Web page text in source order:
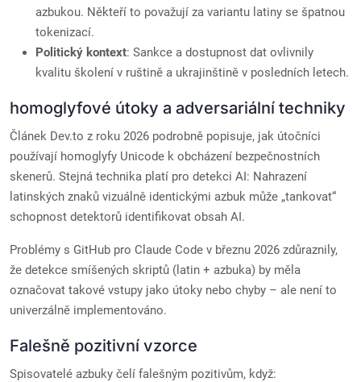
azbukou. Někteří to považují za variantu latiny se špatnou
tokenizací.
Politický kontext: Sankce a dostupnost dat ovlivnily
kvalitu školení v ruštině a ukrajinštině v posledních letech.
homoglyfové útoky a adversariální techniky
Článek Dev.to z roku 2026 podrobně popisuje, jak útočníci
používají homoglyfy Unicode k obcházení bezpečnostních
skenerů. Stejná technika platí pro detekci AI: Nahrazení
latinských znaků vizuálně identickými azbuk může „tankovat“
schopnost detektorů identifikovat obsah AI.
Problémy s GitHub pro Claude Code v březnu 2026 zdůraznily,
že detekce smíšených skriptů (latin + azbuka) by měla
označovat takové vstupy jako útoky nebo chyby – ale není to
univerzálně implementováno.
Falešně pozitivní vzorce
Spisovatelé azbuky čelí falešným pozitivům, když: